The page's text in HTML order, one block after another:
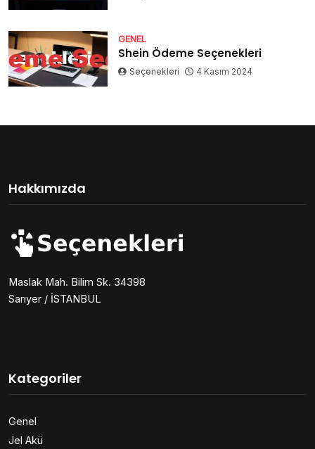
GENEL
Shein Ödeme Seçenekleri
Seçenekleri 4 Kasım 2024
Hakkımızda
Maslak Mah. Bilim Sk. 34398
Sarıyer / İSTANBUL
Kategoriler
Genel
Jel Akü